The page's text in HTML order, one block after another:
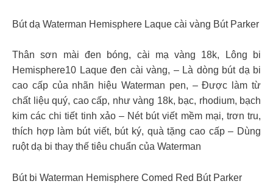
Bút dạ Waterman Hemisphere Laque cài vàng Bút Parker
Thân sơn mài đen bóng, cài mạ vàng 18k, Lông bi
Hemisphere10 Laque đen cài vàng, – Là dòng bút dạ bi
cao cấp của nhãn hiệu Waterman pen, – Được làm từ
chất liệu quý, cao cấp, như vàng 18k, bạc, rhodium, bạch
kim các chi tiết tinh xảo – Nét bút viết mềm mại, trơn tru,
thích hợp làm bút viết, bút ký, quà tặng cao cấp – Dùng
ruột dạ bi thay thế tiêu chuẩn của Waterman
Bút bi Waterman Hemisphere Comed Red Bút Parker